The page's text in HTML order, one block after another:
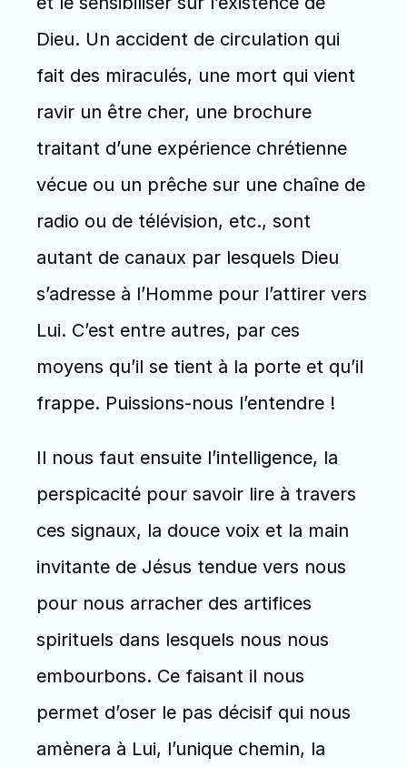
Dieu. Un accident de circulation qui
fait des miraculés, une mort qui vient
ravir un être cher, une brochure
traitant d’une expérience chrétienne
vécue ou un prêche sur une chaîne de
radio ou de télévision, etc., sont
autant de canaux par lesquels Dieu
s’adresse à l’Homme pour l’attirer vers
Lui. C’est entre autres, par ces
moyens qu’il se tient à la porte et qu’il
frappe. Puissions-nous l’entendre !
Il nous faut ensuite l’intelligence, la
perspicacité pour savoir lire à travers
ces signaux, la douce voix et la main
invitante de Jésus tendue vers nous
pour nous arracher des artifices
spirituels dans lesquels nous nous
embourbons. Ce faisant il nous
permet d’oser le pas décisif qui nous
amènera à Lui, l’unique chemin, la